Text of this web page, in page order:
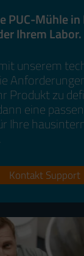
PUC-Mühle
Ihrem Labor.
unserem
Produkt zu
eine
Ihre
Kontakt Support